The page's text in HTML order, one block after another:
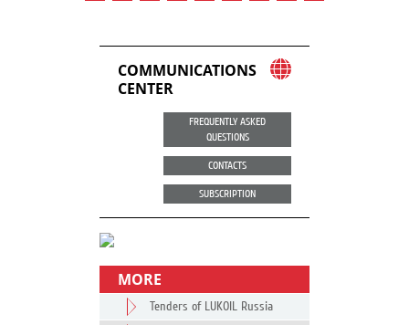
COMMUNICATIONS
CENTER
FREQUENTLY ASKED
QUESTIONS
CONTACTS
SUBSCRIPTION
MORE
Tenders of LUKOIL Russia